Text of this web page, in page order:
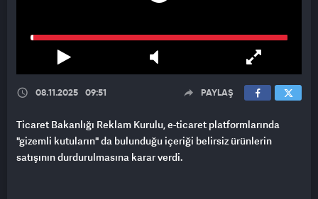
08.11.2025 09:51 PAYLAŞ
Ticaret Bakanlığı Reklam Kurulu, e-ticaret platformlarında
"gizemli kutuların" da bulunduğu içeriği belirsiz ürünlerin
satışının durdurulmasına karar verdi.